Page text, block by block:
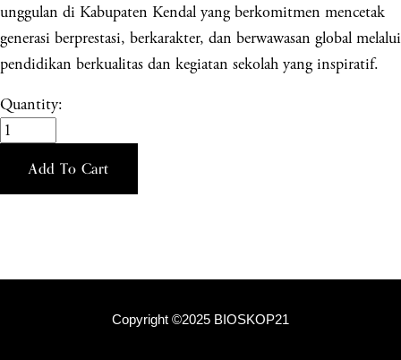
unggulan di Kabupaten Kendal yang berkomitmen mencetak
generasi berprestasi, berkarakter, dan berwawasan global melalui
pendidikan berkualitas dan kegiatan sekolah yang inspiratif.
Quantity:
Add To Cart
Copyright ©2025 BIOSKOP21